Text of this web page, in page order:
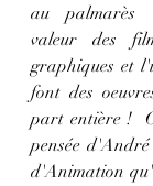
au palmarès
valeur des
graphiques et
font des
part entière !
pensée
d'Animation